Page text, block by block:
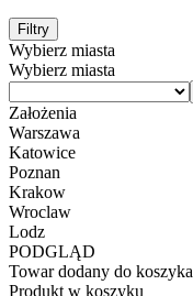
Filtry
Wybierz miasta
Wybierz miasta
Założenia
Warszawa
Katowice
Poznan
Krakow
Wroclaw
Lodz
PODGLĄD
Towar dodany do koszyka
Produkt w koszyku